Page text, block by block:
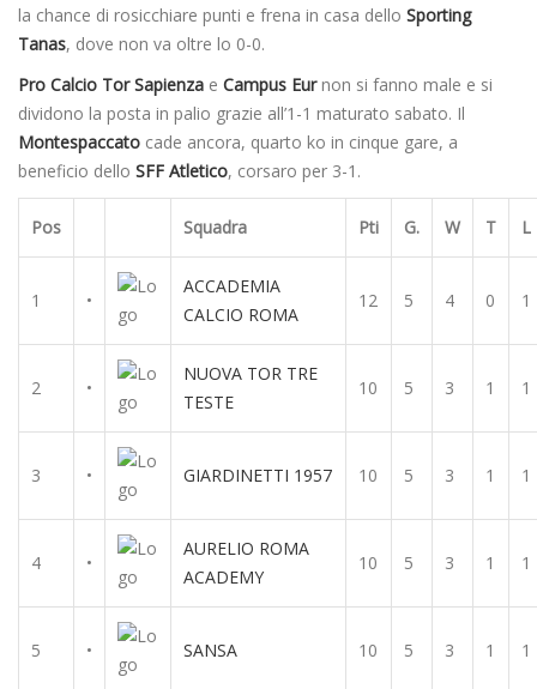
la chance di rosicchiare punti e frena in casa dello Sporting
Tanas, dove non va oltre lo 0-0.
Pro Calcio Tor Sapienza e Campus Eurnon si fanno male e si
dividono la posta in palio grazie all’1-1 maturato sabato. Il
Montespaccato cade ancora, quarto ko in cinque gare, a
beneficio dello SFF Atletico, corsaro per 3-1.
Pos Squadra Pti G. W T L
1 •
ACCADEMIA
CALCIO ROMA
12 5 4 0 1
2 •
NUOVA TOR TRE
TESTE
10 5 3 1 1
3 • GIARDINETTI 1957 10 5 3 1 1
4 •
AURELIO ROMA
ACADEMY
10 5 3 1 1
5 • SANSA 10 5 3 1 1